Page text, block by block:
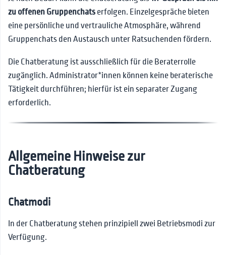
Suchfunktion
Druck und PDFs
Supervision
Gruppen
Archivierung
Wechsel der
Beratungsperson
Sonderaufgaben für
Termin betreten
👫Interne Kommunikation
📰News
❓FAQs
🚨Leitfaden für Notfälle
🔗Kontakt
zu offenen Gruppenchats erfolgen. Einzelgespräche bieten
eine persönliche und vertrauliche Atmosphäre, während
Gruppenchats den Austausch unter Ratsuchenden fördern.
Die Chatberatung ist ausschließlich für die Beraterrolle
zugänglich. Administrator*innen können keine beraterische
Tätigkeit durchführen; hierfür ist ein separater Zugang
erforderlich.
Allgemeine Hinweise zur
Chatberatung
Chatmodi
In der Chatberatung stehen prinzipiell zwei Betriebsmodi zur
Verfügung.